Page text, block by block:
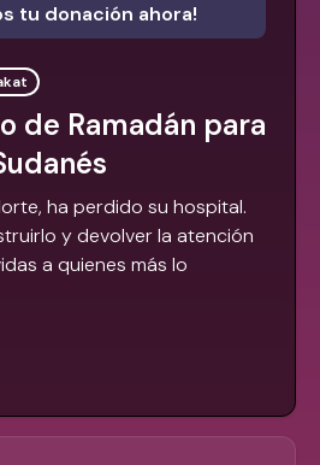
tu donación ahora!
de Ramadán para
ha perdido su hospital.
y devolver la atención
a quienes más lo